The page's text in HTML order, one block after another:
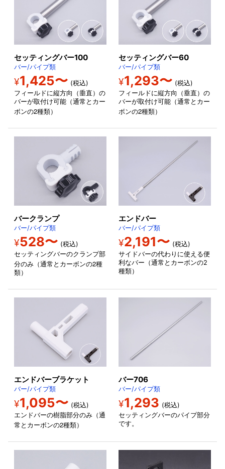
セッティングバー100
バー/パイプ類
¥1,425〜 (税込)
フィールドに縦方向（垂直）の
バーが取付け可能（通常とカー
ボンの2種類）
セッティングバー60
バー/パイプ類
¥1,293〜 (税込)
フィールドに縦方向（垂直）の
バーが取付け可能（通常とカー
ボンの2種類）
バークランプ
バー/パイプ類
¥528〜 (税込)
セッティングバーのクランプ部
分のみ（通常とカーボンの2種
類）
エンドバー
バー/パイプ類
¥2,191〜 (税込)
サイドバーの代わりに使える便
利なバー（通常とカーボンの2
種類）
エンドバーブラケット
バー/パイプ類
¥1,095〜 (税込)
エンドバーの樹脂部分のみ（通
常とカーボンの2種類）
バー706
バー/パイプ類
¥1,293 (税込)
セッティングバーのパイプ部分
です。